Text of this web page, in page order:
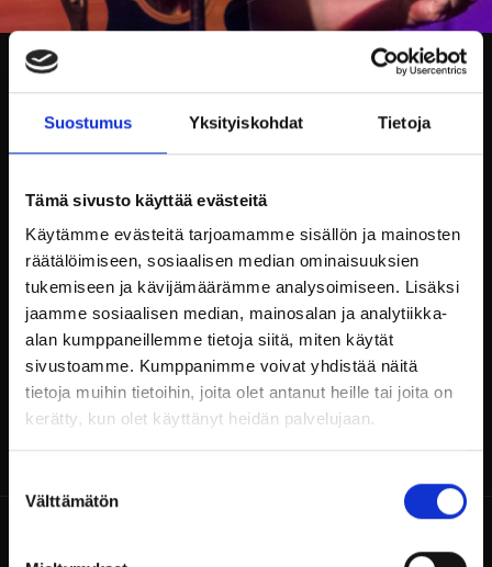
Suostumus Yksityiskohdat Tietoja
Tämä sivusto käyttää evästeitä
Käytämme evästeitä tarjoamamme sisällön ja mainosten
räätälöimiseen, sosiaalisen median ominaisuuksien
tukemiseen ja kävijämäärämme analysoimiseen. Lisäksi
jaamme sosiaalisen median, mainosalan ja analytiikka-
alan kumppaneillemme tietoja siitä, miten käytät
sivustoamme. Kumppanimme voivat yhdistää näitä
tietoja muihin tietoihin, joita olet antanut heille tai joita on
kerätty, kun olet käyttänyt heidän palvelujaan.
valinta
Välttämätön
Tervetuloa nauttimaan kesäillasta Billnäsin
ruukin Scarlett O’Karis terassille.
Englannista kotoisin alunperin oleva Alan Parry
on erittäin kokenut trubaduuri. Hän on
keikkaillut vuosikymmeniä Suomessa ja ympäri
Eurooppaa. Repertuaariin kuuluu vanhat
pubiklassikot sekä uudemmat rock ja pop
kappaleet.